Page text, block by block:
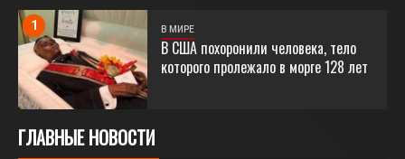
1 В МИРЕ
В США похоронили человека, тело
которого пролежало в морге 128 лет
ГЛАВНЫЕ НОВОСТИ